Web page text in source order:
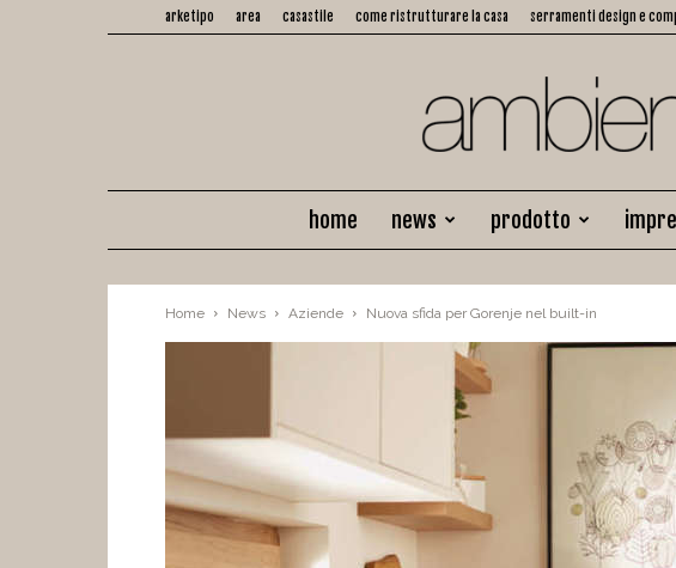
arketipo area casastile come ristrutturare la casa serramenti design e
home news prodotto
Home News Aziende Nuova sfida per Gorenje nel built-in